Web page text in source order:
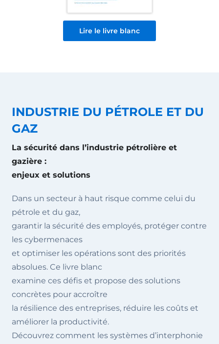
Lire le livre blanc
INDUSTRIE DU PÉTROLE ET DU
GAZ
La sécurité dans l’industrie pétrolière et
gazière :
enjeux et solutions
Dans un secteur à haut risque comme celui du
pétrole et du gaz,
garantir la sécurité des employés, protéger contre
les cybermenaces
et optimiser les opérations sont des priorités
absolues. Ce livre blanc
examine ces défis et propose des solutions
concrètes pour accroître
la résilience des entreprises, réduire les coûts et
améliorer la productivité.
Découvrez comment les systèmes d’interphonie